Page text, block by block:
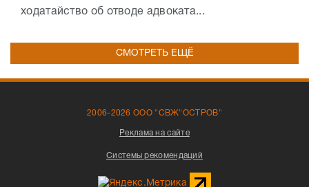
ходатайство об отводе адвоката...
СМОТРЕТЬ ЕЩЁ
2006-2026 ООО "СВЖ"ОСТРОВ"
Реклама на сайте
Системы рекомендаций